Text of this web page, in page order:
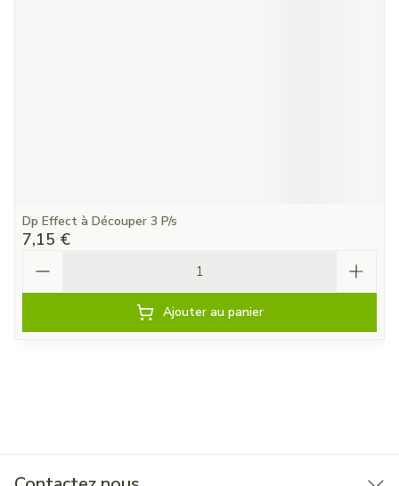
Dp Effect à Découper 3 P/s
7,15 €
Ajouter au panier